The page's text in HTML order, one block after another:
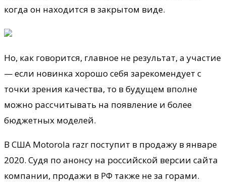
когда он находится в закрытом виде.
Но, как говорится, главное не результат, а участие
— если новинка хорошо себя зарекомендует с
точки зрения качества, то в будущем вполне
можно рассчитывать на появление и более
бюджетных моделей.
В США Motorola razr поступит в продажу в январе
2020. Судя по анонсу на российской версии сайта
компании, продажи в РФ также не за горами.